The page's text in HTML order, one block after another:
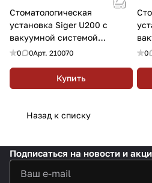
Стоматологическая
установка Siger U200 с
вакуумной системой
аспирации
0 0Арт. 210070
Купить
0
Назад к списку
Подписаться на новости и